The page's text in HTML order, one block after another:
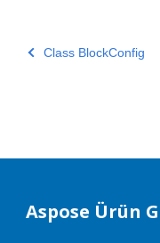
Class BlockConfig
Aspose Ürün